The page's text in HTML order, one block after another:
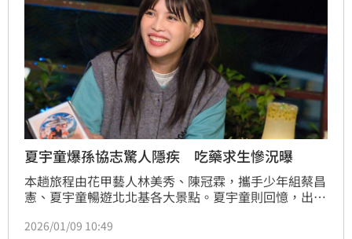
夏宇童爆孫協志驚人隱疾 吃藥求生慘況曝
本趟旅程由花甲藝人林美秀、陳冠霖，攜手少年組蔡昌
憲、夏宇童暢遊北北基各大景點。夏宇童則回憶，出發
名，要先合照再「以圖搜圖」，知道對方名字，所幸最
2026/01/09 10:49